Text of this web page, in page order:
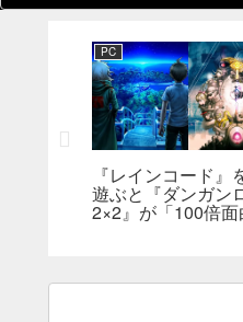
PC
『レインコード』
遊ぶと『ダンガン
2×2』が「100倍面